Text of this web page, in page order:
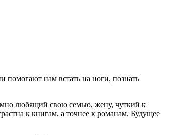
нам встать на ноги, познать
любящий свою семью, жену, чуткий к
к книгам, а точнее к романам. Будущее